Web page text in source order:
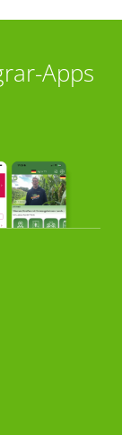
Apps